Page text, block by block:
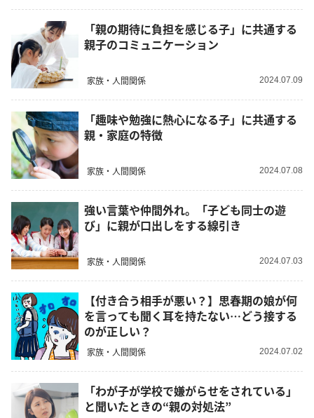
「親の期待に負担を感じる子」に共通する
親子のコミュニケーション
家族・人間関係 2024.07.09
「趣味や勉強に熱心になる子」に共通する
親・家庭の特徴
家族・人間関係 2024.07.08
強い言葉や仲間外れ。「子ども同士の遊
び」に親が口出しをする線引き
家族・人間関係 2024.07.03
【付き合う相手が悪い？】思春期の娘が何
を言っても聞く耳を持たない…どう接する
のが正しい？
家族・人間関係 2024.07.02
「わが子が学校で嫌がらせをされている」
と聞いたときの“親の対処法”